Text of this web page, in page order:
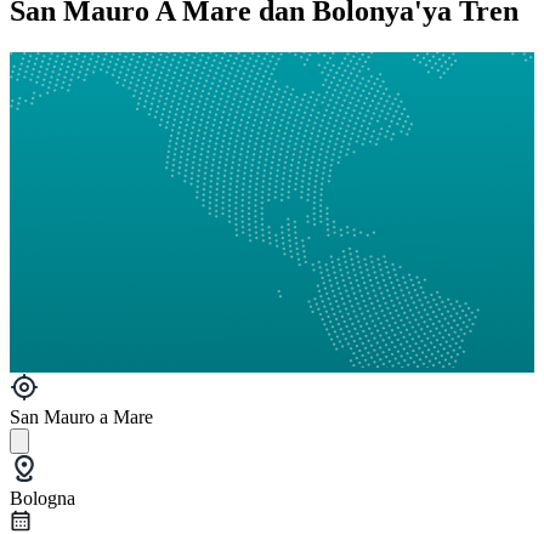
San Mauro A Mare dan Bolonya'ya Tren
San Mauro a Mare
Bologna